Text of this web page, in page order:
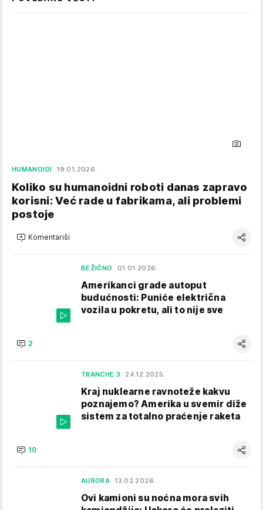
HUMANOIDI 19.01.2026.
Koliko su humanoidni roboti danas zapravo
korisni: Već rade u fabrikama, ali problemi
postoje
Komentariši
BEŽIČNO 01.01.2026.
Amerikanci grade autoput
budućnosti: Puniće električna
vozila u pokretu, ali to nije sve
2
TRANCHE 3 24.12.2025.
Kraj nuklearne ravnoteže kakvu
poznajemo? Amerika u svemir diže
sistem za totalno praćenje raketa
10
AURORA 13.02.2026.
Ovi kamioni su noćna mora svih